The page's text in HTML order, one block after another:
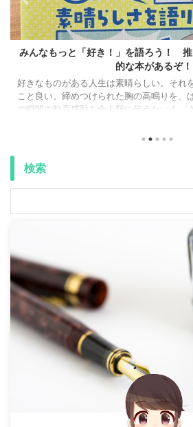
TaskChuteCloud100日チャレンジで
った話
こんにちは、しょーいです！ 今回は、時
Chute Cloud』を 「そこそこ使いこなせ
がする！」 という話をしようかと。 （気
加している方に向けてのエールになります
んな幻想に苦しめられていた時期がありま
話。 過去形どころ ...
検索